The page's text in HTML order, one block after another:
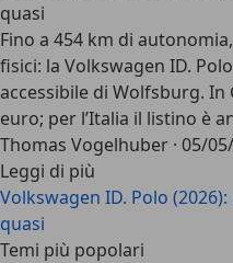
quasi
Fino a 454 km di
fisici: la Volkswagen ID.
accessibile di Wolfsburg.
euro; per l’Italia il listino è
Thomas Vogelhuber · 05/
Leggi di più
Volkswagen ID. Polo
quasi
Temi più popolari